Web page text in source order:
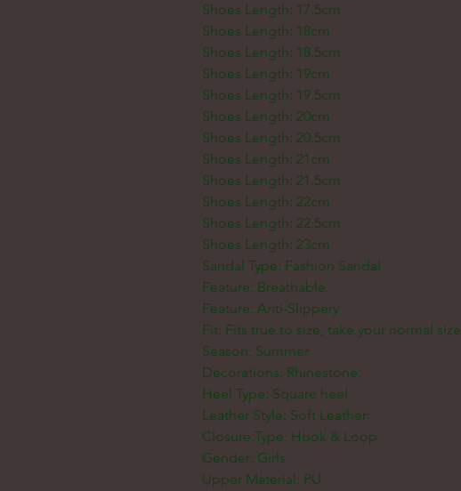
Shoes Length: 17.5cm
Shoes Length: 18cm
Shoes Length: 18.5cm
Shoes Length: 19cm
Shoes Length: 19.5cm
Shoes Length: 20cm
Shoes Length: 20.5cm
Shoes Length: 21cm
Shoes Length: 21.5cm
Shoes Length: 22cm
Shoes Length: 22.5cm
Shoes Length: 23cm
Sandal Type: Fashion Sandal
Feature: Breathable
Feature: Anti-Slippery
Fit: Fits true to size, take your normal size
Season: Summer
Decorations: Rhinestone
Heel Type: Square heel
Leather Style: Soft Leather
Closure Type: Hook & Loop
Gender: Girls
Upper Material: PU